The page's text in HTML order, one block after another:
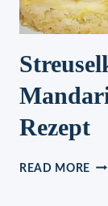
Rezept
READ MORE